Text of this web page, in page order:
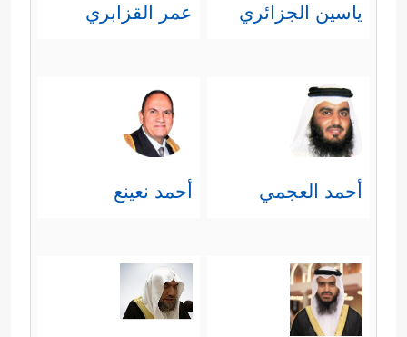
﴿لِّسَعۡیِهَا رَاضِیَةࣱ﴾
وهذا من تمام
في حياتها.
﴿لَّا تَسۡمَعُ فِیهَا لَـٰغِیَةࣰ﴾
أي: لا تسمع في
الجَنَّة لغوًا؛ فليس هناك إلَّا ما
﴿وَأَكۡوَابࣱ مَّوۡضُوعَةࣱ﴾
أي: مهيّأة لهم
وفيها ما يشتَهون من شرابهم.
ياسين الجزائري عمر القزابري
أحمد العجمي أحمد نعينع